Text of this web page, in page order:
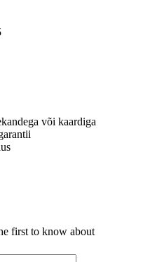
või kaardiga
first to know about